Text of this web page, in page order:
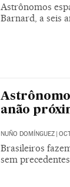
Astrônomos
Barnard, a seis
anão
NUÑO DOMÍNGUEZ |
Brasileiros
sem